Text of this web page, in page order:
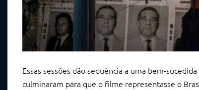
Essas sessões dão sequência a uma bem-
culminaram para que o filme representasse o